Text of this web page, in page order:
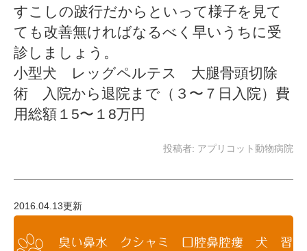
すこしの跛行だからといって様子を見て
ても改善無ければなるべく早いうちに受
診しましょう。
小型犬 レッグペルテス 大腿骨頭切除
術 入院から退院まで（３〜７日入院）費
用総額１5〜１8万円
投稿者: アプリコット動物病院
2016.04.13更新
臭い鼻水 クシャミ 口腔鼻腔瘻 犬 習